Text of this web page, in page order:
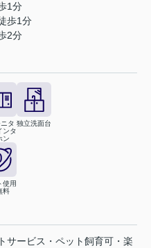
1分
歩1分
2分
タ
ンタ
ン
独立洗面台
使用
料
サービス・ペット飼育可・楽